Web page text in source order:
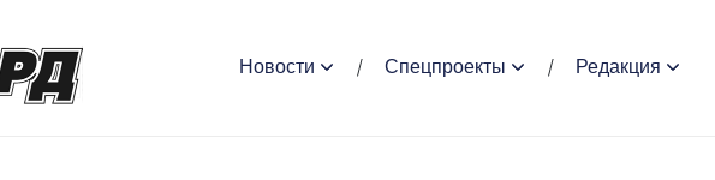
Новости Спецпроекты Редакция